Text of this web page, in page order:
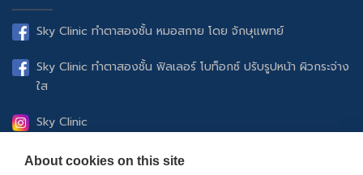
About cookies on this site
Sky Clinic ทำตาสองชั้น หมอสกาย โดย จักษุแพทย์
Sky Clinic ทำตาสองชั้น ฟิลเลอร์ โบท็อกซ์ ปรับรูปหน้า ผิวกระจ่าง
ใส
Sky Clinic
UltheraSPT ยกกระชับปรับรูปหน้า ฟิลเลอร์ โบท็อกซ์ ดูแลผิว